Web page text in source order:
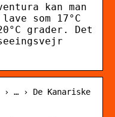
kan man
som 17°C
grader. Det
… › De Kanariske